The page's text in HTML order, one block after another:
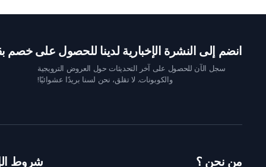
انضم إلى النشرة الإخبارية لدينا للحصول على خصم بقيمة 10
سجل الآن للحصول على آخر التحديثات حول العروض الترويجية
والكوبونات. لا تقلق، نحن لسنا بريدًا عشوائيًا!
من نحن ؟ شروط